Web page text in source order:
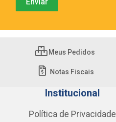
Meus Pedidos
Notas Fiscais
Institucional
Política de Privacidade